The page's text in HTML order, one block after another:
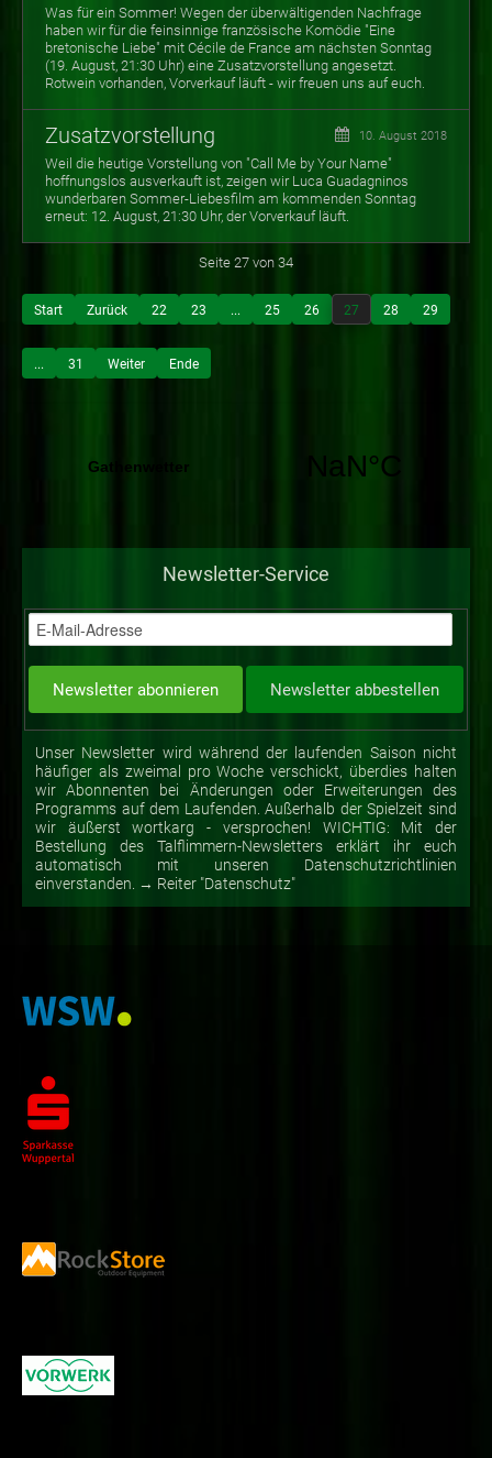
Was für ein Sommer! Wegen der überwältigenden Nachfrage
haben wir für die feinsinnige französische Komödie "Eine
bretonische Liebe" mit Cécile de France am nächsten Sonntag
(19. August, 21:30 Uhr) eine Zusatzvorstellung angesetzt.
Rotwein vorhanden, Vorverkauf läuft - wir freuen uns auf euch.
Zusatzvorstellung 10. August 2018
Weil die heutige Vorstellung von "Call Me by Your Name"
hoffnungslos ausverkauft ist, zeigen wir Luca Guadagninos
wunderbaren Sommer-Liebesfilm am kommenden Sonntag
erneut: 12. August, 21:30 Uhr, der Vorverkauf läuft.
Seite 27 von 34
Start Zurück 22 23 ... 25 26 27 28 29
... 31 Weiter Ende
Newsletter-Service
Unser Newsletter wird während der laufenden Saison nicht
häufiger als zweimal pro Woche verschickt, überdies halten
wir Abonnenten bei Änderungen oder Erweiterungen des
Programms auf dem Laufenden. Außerhalb der Spielzeit sind
wir äußerst wortkarg - versprochen! WICHTIG: Mit der
Bestellung des Talflimmern-Newsletters erklärt ihr euch
automatisch mit unseren Datenschutzrichtlinien
einverstanden. → Reiter "Datenschutz"